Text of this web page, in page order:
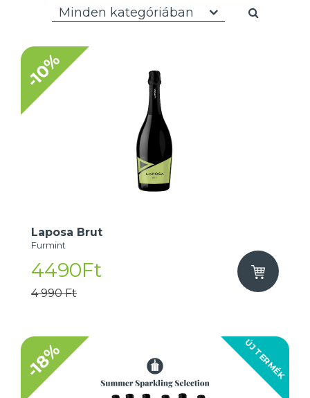
Minden kategóriában
-10%
Laposa Brut
Furmint
4490Ft
4 990 Ft
ÚJ TERMÉK
-18%